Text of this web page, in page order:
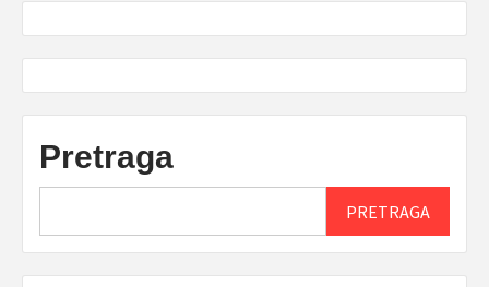
Pretraga
PRETRAGA